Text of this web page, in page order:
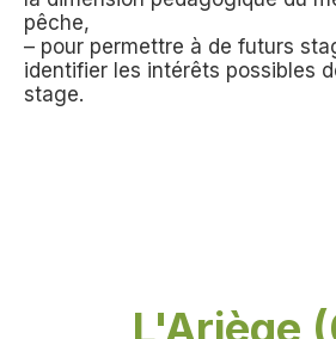
pêche,
– pour permettre à de futurs
identifier les intérêts possibles
stage.
L'Ariège